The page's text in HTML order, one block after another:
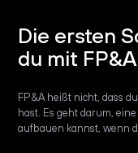
Die ersten
du mit FP&A
FP&A heißt nicht, dass
hast. Es geht darum,
aufbauen kannst, wenn